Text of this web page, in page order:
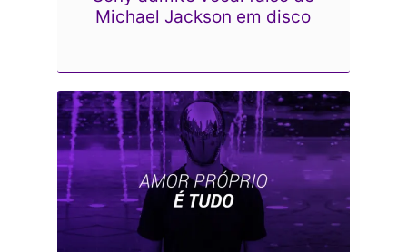
Michael Jackson em disco